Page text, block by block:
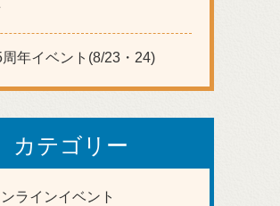
周年イベント(8/23・24)
カテゴリー
ラインイベント